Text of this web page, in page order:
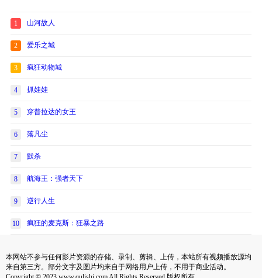
1 山河故人
2 爱乐之城
3 疯狂动物城
4 抓娃娃
5 穿普拉达的女王
6 落凡尘
7 默杀
8 航海王：强者天下
9 逆行人生
10 疯狂的麦克斯：狂暴之路
本网站不参与任何影片资源的存储、录制、剪辑、上传，本站所有视频播放源均
来自第三方。部分文字及图片均来自于网络用户上传，不用于商业活动。